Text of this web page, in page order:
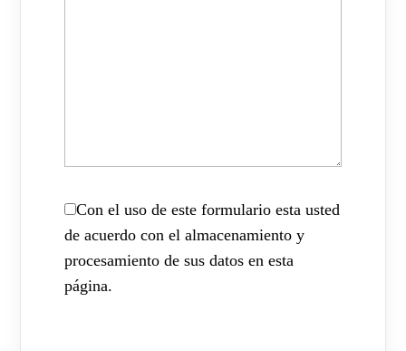
Con el uso de este formulario esta usted
de acuerdo con el almacenamiento y
procesamiento de sus datos en esta
página.